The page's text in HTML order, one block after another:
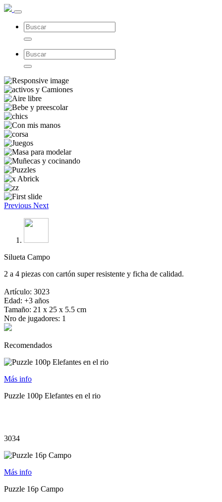
Previous Next
Silueta Campo
2 a 4 piezas con cartón super resistente y ficha de calidad.
Artículo: 3023
Edad: +3 años
Tamaño: 21 x 25 x 5.5 cm
Nro de jugadores: 1
Recomendados
Más info
Puzzle 100p Elefantes en el rio
3034
Más info
Puzzle 16p Campo